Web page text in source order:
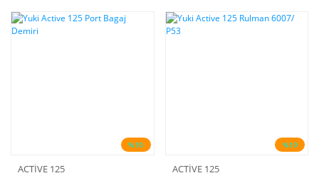
%10
ACTİVE 125
%10
ACTİVE 125